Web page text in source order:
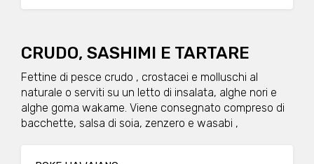
CRUDO, SASHIMI E TARTARE
Fettine di pesce crudo , crostacei e molluschi al
naturale o serviti su un letto di insalata, alghe nori e
alghe goma wakame. Viene consegnato compreso di
bacchette, salsa di soia, zenzero e wasabi ,